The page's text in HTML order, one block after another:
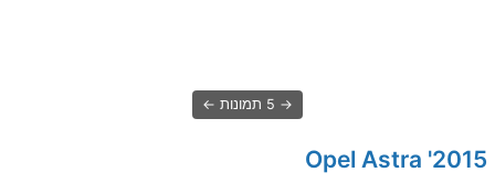
5 תמונות
2015' Opel Astra